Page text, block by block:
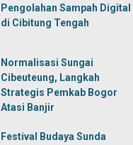
Pengolahan Sampah Digital
di Cibitung Tengah
Normalisasi Sungai
Cibeuteung, Langkah
Strategis Pemkab Bogor
Atasi Banjir
Festival Budaya Sunda